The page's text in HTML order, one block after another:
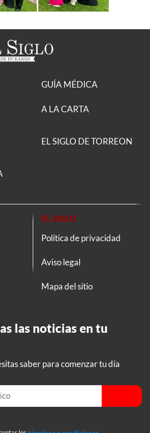
GUÍA MÉDICA
A LA CARTA
EL SIGLO DE TORREON
EL SIGLO
Política de privacidad
Aviso legal
Mapa del sitio
las noticias en tu
saber para comenzar tu día